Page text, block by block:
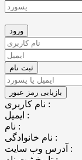
نام کاربری :
ایمیل :
نام :
نام خانوادگی :
آدرس وب سایت :